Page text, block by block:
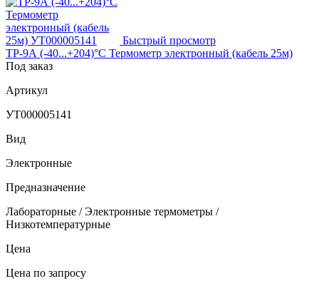
Быстрый просмотр
ТР-9А (-40...+204)°С Термометр электронный (кабель 25м)
Под заказ
Артикул
УТ000005141
Вид
Электронные
Предназначение
Лабораторные / Электронные термометры /
Низкотемпературные
Цена
Цена по запросу